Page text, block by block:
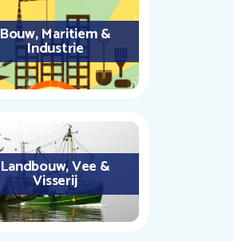
Bouw, Maritiem &
Industrie
Landbouw, Vee &
Visserij